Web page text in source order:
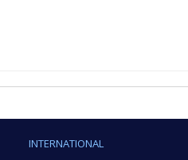
INTERNATIONAL